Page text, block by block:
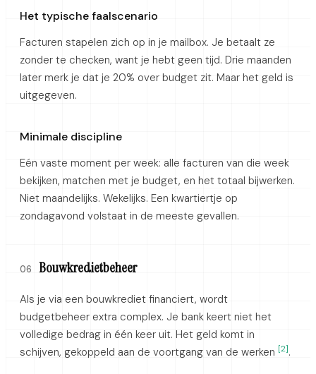
Het typische faalscenario
Facturen stapelen zich op in je mailbox. Je betaalt ze
zonder te checken, want je hebt geen tijd. Drie maanden
later merk je dat je 20% over budget zit. Maar het geld is
uitgegeven.
Minimale discipline
Eén vaste moment per week: alle facturen van die week
bekijken, matchen met je budget, en het totaal bijwerken.
Niet maandelijks. Wekelijks. Een kwartiertje op
zondagavond volstaat in de meeste gevallen.
06 Bouwkredietbeheer
Als je via een bouwkrediet financiert, wordt
budgetbeheer extra complex. Je bank keert niet het
volledige bedrag in één keer uit. Het geld komt in
schijven, gekoppeld aan de voortgang van de werken [2].